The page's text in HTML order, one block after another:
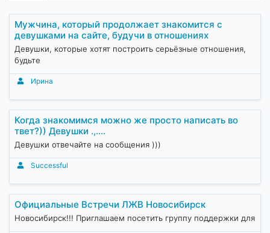
Мужчина, который продолжает знакомится с
девушками на сайте, будучи в отношениях
Девушки, которые хотят построить серьёзные отношения,
будьте
Ирина
Когда знакомимся можно же просто написать во
твет?)) Девушки .,....
Девушки отвечайте на сообщения )))
Successful
Официальные Встречи ЛЖВ Новосибирск
Новосибирск!!! Приглашаем посетить группу поддержки для